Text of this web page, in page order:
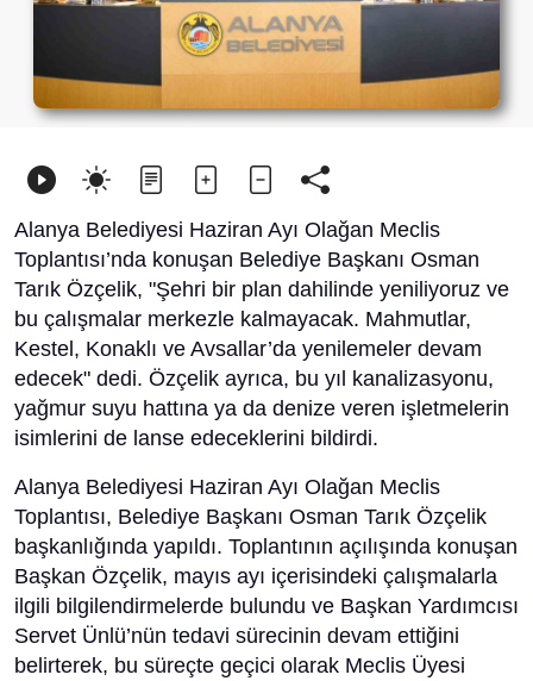
Alanya Belediyesi Haziran Ayı Olağan Meclis
Toplantısı’nda konuşan Belediye Başkanı Osman
Tarık Özçelik, "Şehri bir plan dahilinde yeniliyoruz ve
bu çalışmalar merkezle kalmayacak. Mahmutlar,
Kestel, Konaklı ve Avsallar’da yenilemeler devam
edecek" dedi. Özçelik ayrıca, bu yıl kanalizasyonu,
yağmur suyu hattına ya da denize veren işletmelerin
isimlerini de lanse edeceklerini bildirdi.
Alanya Belediyesi Haziran Ayı Olağan Meclis
Toplantısı, Belediye Başkanı Osman Tarık Özçelik
başkanlığında yapıldı. Toplantının açılışında konuşan
Başkan Özçelik, mayıs ayı içerisindeki çalışmalarla
ilgili bilgilendirmelerde bulundu ve Başkan Yardımcısı
Servet Ünlü’nün tedavi sürecinin devam ettiğini
belirterek, bu süreçte geçici olarak Meclis Üyesi